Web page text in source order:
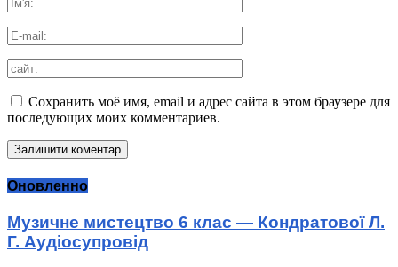
Сохранить моё имя, email и адрес сайта в этом браузере для
последующих моих комментариев.
Оновленно
Музичне мистецтво 6 клас — Кондратової Л.
Г. Аудіосупровід